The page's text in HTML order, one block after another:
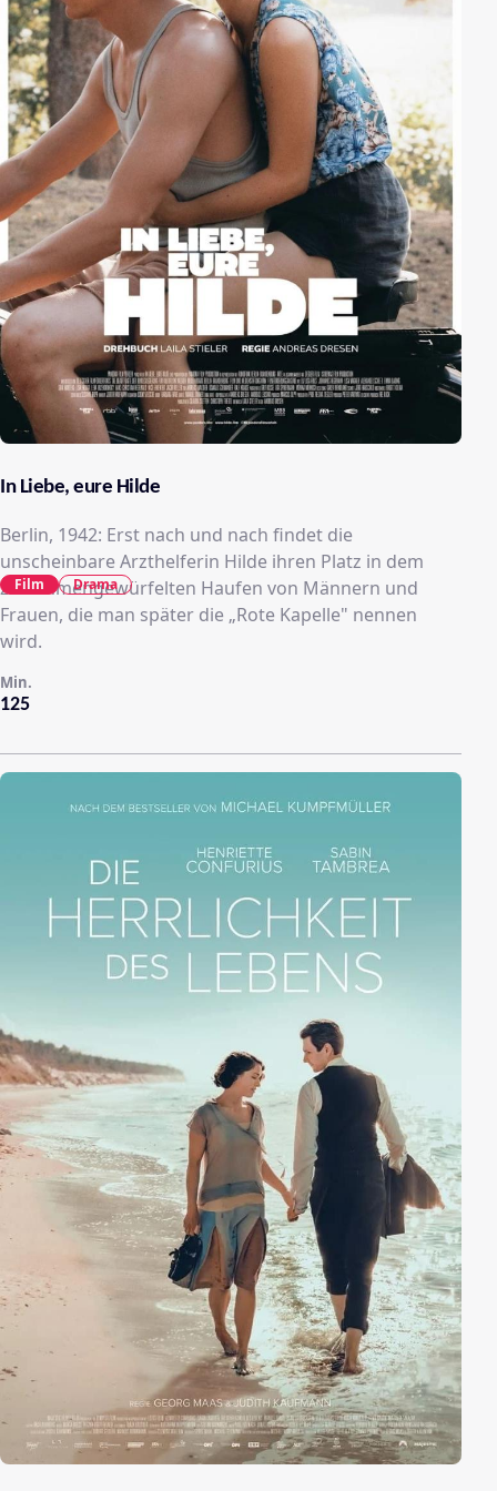
In Liebe, eure Hilde
Berlin, 1942: Erst nach und nach findet die
unscheinbare Arzthelferin Hilde ihren Platz in dem
zusammengewürfelten Haufen von Männern und
Frauen, die man später die „Rote Kapelle" nennen
wird.
125
Min.
Film Drama